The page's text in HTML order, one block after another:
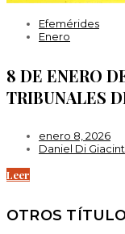
Efemérides
Enero
8 DE ENERO
TRIBUNALES
enero 8, 2026
Daniel Di
Leer
OTROS